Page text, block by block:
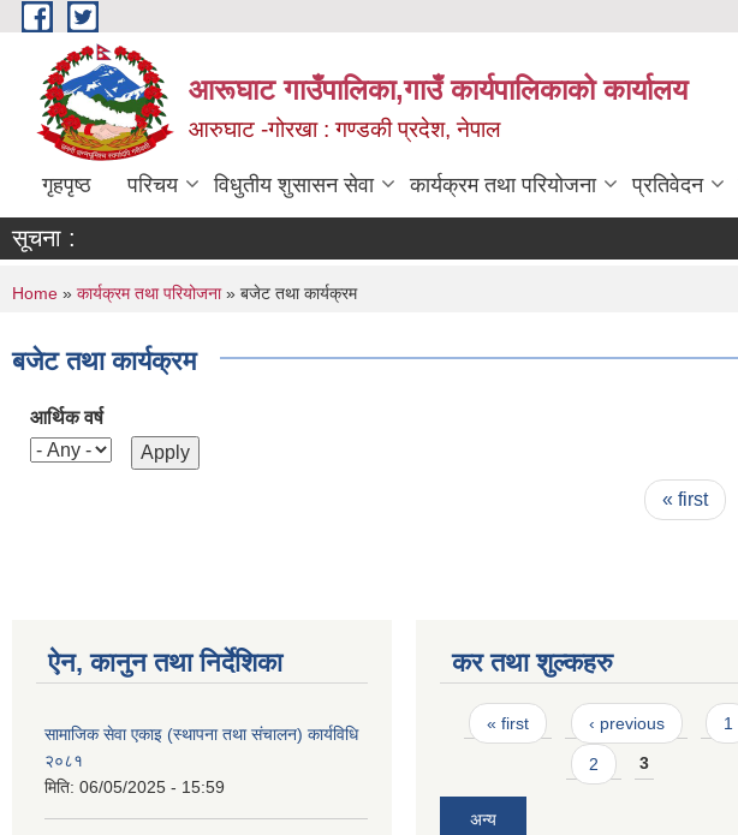
Skip to main content
आरूघाट गाउँपालिका,गाउँ कार्यपालिकाको कार्यालय
आरुघाट -गोरखा : गण्डकी प्रदेश, नेपाल
गृहपृष्ठ परिचय विधुतीय शुसासन सेवा कार्यक्रम तथा परियोजना प्रतिवेदन
सूचना :
You are here
Home » कार्यक्रम तथा परियोजना» बजेट तथा कार्यक्रम
बजेट तथा कार्यक्रम
आर्थिक वर्ष
« first
ऐन, कानुन तथा निर्देशिका
सामाजिक सेवा एकाइ (स्थापना तथा संचालन) कार्यविधि
२०८१
मिति: 06/05/2025 - 15:59
कर तथा शुल्कहरु
Pages
« first ‹ previous 1
2 3
अन्य